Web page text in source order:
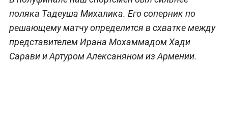
поляка Тадеуша Михалика. Его соперник по
решающему матчу определится в схватке между
представителем Ирана Мохаммадом Хади
Сарави и Артуром Алексаняном из Армении.